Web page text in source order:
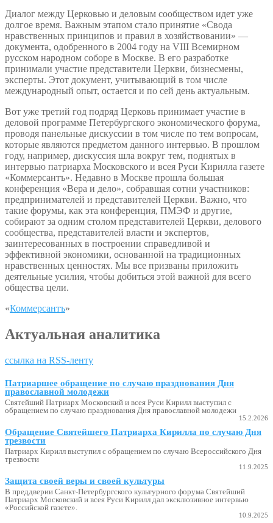
Диалог между Церковью и деловым сообществом идет уже
долгое время. Важным этапом стало принятие «Свода
нравственных принципов и правил в хозяйствовании» —
документа, одобренного в 2004 году на VIII Всемирном
русском народном соборе в Москве. В его разработке
принимали участие представители Церкви, бизнесмены,
эксперты. Этот документ, учитывающий в том числе
международный опыт, остается и по сей день актуальным.
Вот уже третий год подряд Церковь принимает участие в
деловой программе Петербургского экономического форума,
проводя панельные дискуссии в том числе по тем вопросам,
которые являются предметом данного интервью. В прошлом
году, например, дискуссия шла вокруг тем, поднятых в
интервью патриарха Московского и всея Руси Кирилла газете
«Коммерсантъ». Недавно в Москве прошла большая
конференция «Вера и дело», собравшая сотни участников:
предпринимателей и представителей Церкви. Важно, что
такие форумы, как эта конференция, ПМЭФ и другие,
собирают за одним столом представителей Церкви, делового
сообщества, представителей власти и экспертов,
заинтересованных в построении справедливой и
эффективной экономики, основанной на традиционных
нравственных ценностях. Мы все призваны приложить
деятельные усилия, чтобы добиться этой важной для всего
общества цели.
«Коммерсантъ»
Актуальная аналитика
ссылка на RSS-ленту
Патриаршее обращение по случаю празднования Дня
православной молодежи
Святейший Патриарх Московский и всея Руси Кирилл выступил с
обращением по случаю празднования Дня православной молодежи
15.2.2026
Обращение Святейшего Патриарха Кирилла по случаю Дня
трезвости
Патриарх Кирилл выступил с обращением по случаю Всероссийского Дня
трезвости
11.9.2025
Защита своей веры и своей культуры
В преддверии Санкт-Петербургского культурного форума Святейший
Патриарх Московский и всея Руси Кирилл дал эксклюзивное интервью
«Российской газете».
10.9.2025